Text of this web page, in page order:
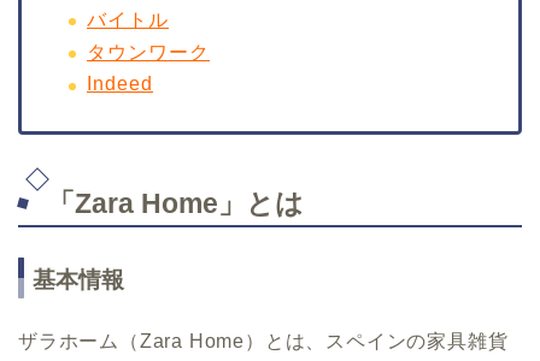
バイトル
タウンワーク
Indeed
「Zara Home」とは
基本情報
ザラホーム（Zara Home）とは、スペインの家具雑貨